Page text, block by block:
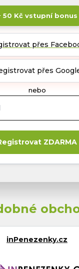
50 Kč vstupní bonus
přes
přes
nebo
inPenezenky.cz